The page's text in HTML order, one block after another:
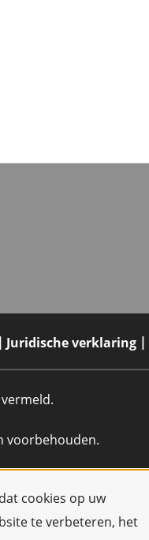
cookies op uw
te verbeteren, het
Juridische verklaring
voorbehouden.